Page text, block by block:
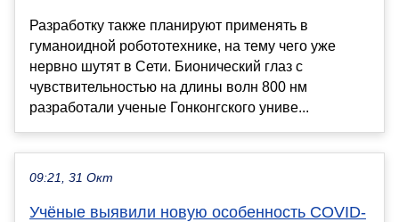
Разработку также планируют применять в
гуманоидной робототехнике, на тему чего уже
нервно шутят в Сети. Бионический глаз с
чувствительностью на длины волн 800 нм
разработали ученые Гонконгского униве...
09:21, 31 Окт
Учёные выявили новую особенность COVID-